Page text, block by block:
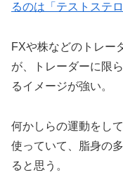
るのは「テストステロ
FXや株などのトレー
が、トレーダーに限
るイメージが強い。
何かしらの運動をし
使っていて、脂身の
ると思う。